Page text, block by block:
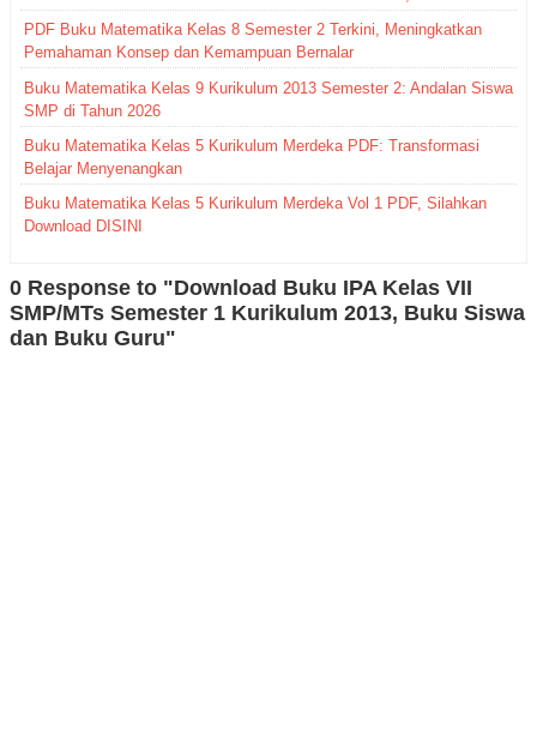
PDF Buku Matematika Kelas 8 Semester 2 Terkini, Meningkatkan
Pemahaman Konsep dan Kemampuan Bernalar
Buku Matematika Kelas 9 Kurikulum 2013 Semester 2: Andalan Siswa
SMP di Tahun 2026
Buku Matematika Kelas 5 Kurikulum Merdeka PDF: Transformasi
Belajar Menyenangkan
Buku Matematika Kelas 5 Kurikulum Merdeka Vol 1 PDF, Silahkan
Download DISINI
0 Response to "Download Buku IPA Kelas VII
SMP/MTs Semester 1 Kurikulum 2013, Buku Siswa
dan Buku Guru"